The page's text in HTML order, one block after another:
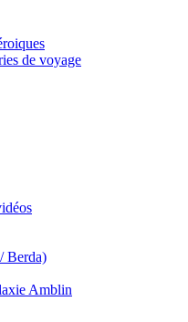
de voyage
Berda)
Amblin